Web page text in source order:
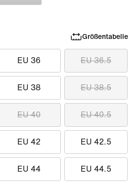
Größentabelle
EU 36 EU 36.5
EU 38 EU 38.5
EU 40 EU 40.5
EU 42 EU 42.5
EU 44 EU 44.5